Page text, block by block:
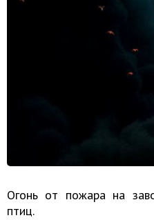
Огонь от пожара на
птиц.